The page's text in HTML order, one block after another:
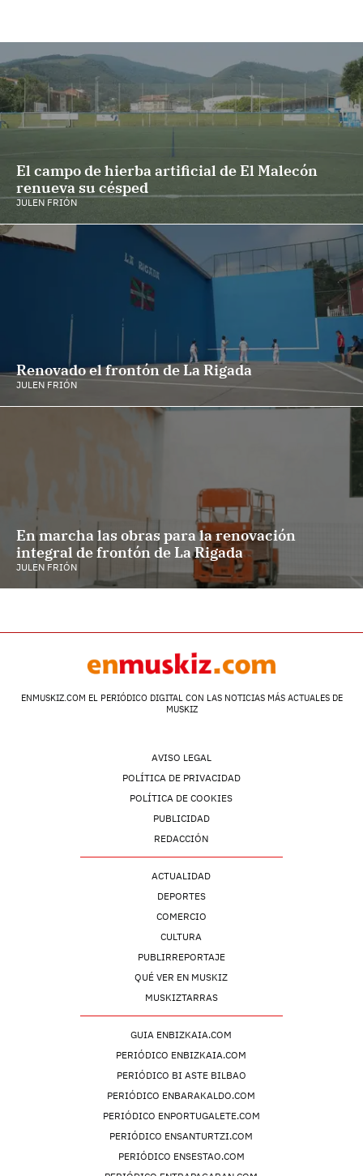
El campo de hierba artificial de El Malecón
renueva su césped
JULEN FRIÓN
Renovado el frontón de La Rigada
JULEN FRIÓN
En marcha las obras para la renovación
integral de frontón de La Rigada
JULEN FRIÓN
ENMUSKIZ.COM EL PERIÓDICO DIGITAL CON LAS NOTICIAS MÁS ACTUALES DE
MUSKIZ
AVISO LEGAL
POLÍTICA DE PRIVACIDAD
POLÍTICA DE COOKIES
PUBLICIDAD
REDACCIÓN
ACTUALIDAD
DEPORTES
COMERCIO
CULTURA
PUBLIRREPORTAJE
QUÉ VER EN MUSKIZ
MUSKIZTARRAS
GUIA ENBIZKAIA.COM
PERIÓDICO ENBIZKAIA.COM
PERIÓDICO BI ASTE BILBAO
PERIÓDICO ENBARAKALDO.COM
PERIÓDICO ENPORTUGALETE.COM
PERIÓDICO ENSANTURTZI.COM
PERIÓDICO ENSESTAO.COM